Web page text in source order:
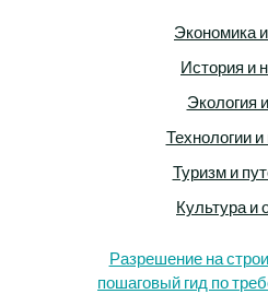
Экономика
История и
Экология
Технологии
Туризм и
Культура и
Разрешение на
пошаговый гид по